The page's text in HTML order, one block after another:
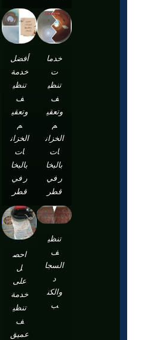
خدما
تنظي
ف
وتعقي
الخزان
ات
بالبخا
ر في
قطر
أفضل
خدمة
تنظي
ف
وتعقي
الخزان
ات
بالبخا
ر في
قطر
تنظي
ف
السجا
والكن
ب
احص
على
خدمة
تنظي
ف
عميق